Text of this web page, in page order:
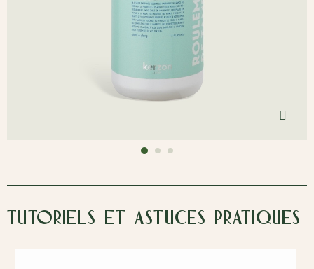
Tutoriels et astuces pratiques